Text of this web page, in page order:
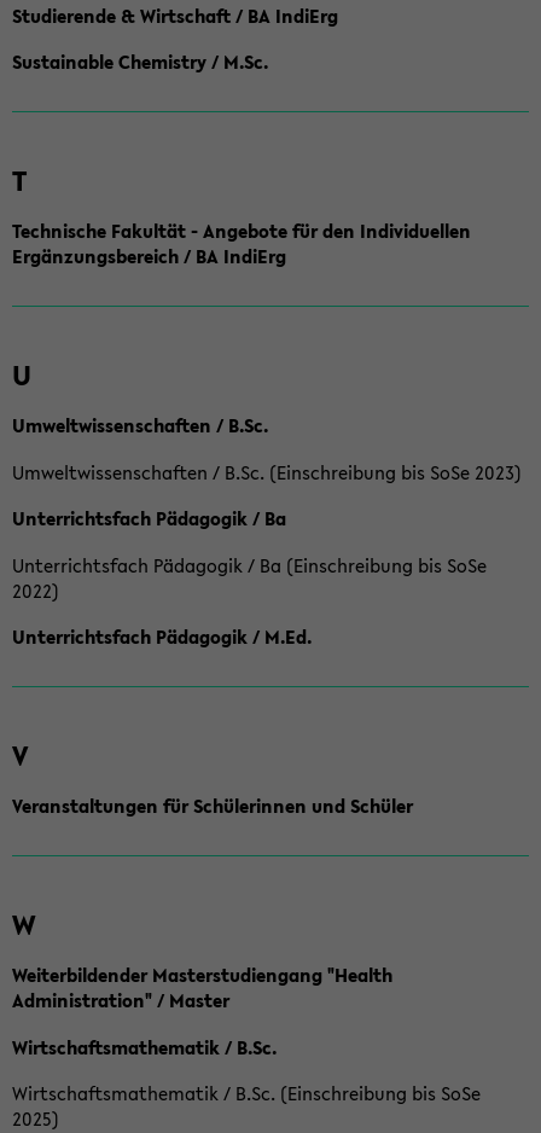
Studierende & Wirtschaft / BA IndiErg
Sustainable Chemistry / M.Sc.
T
Technische Fakultät - Angebote für den Individuellen
Ergänzungsbereich / BA IndiErg
U
Umweltwissenschaften / B.Sc.
Umweltwissenschaften / B.Sc. (Einschreibung bis SoSe 2023)
Unterrichtsfach Pädagogik / Ba
Unterrichtsfach Pädagogik / Ba (Einschreibung bis SoSe
2022)
Unterrichtsfach Pädagogik / M.Ed.
V
Veranstaltungen für Schülerinnen und Schüler
W
Weiterbildender Masterstudiengang "Health
Administration" / Master
Wirtschaftsmathematik / B.Sc.
Wirtschaftsmathematik / B.Sc. (Einschreibung bis SoSe
2025)